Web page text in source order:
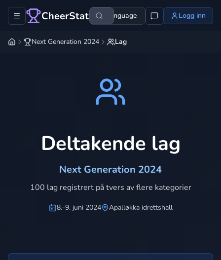
CheerStats Language Logg inn
Next Generation 2024 Lag
Deltakende lag
Next Generation 2024
100 lag registrert på tvers av flere kategorier
8.–9. juni 2024 Apalløkka idrettshall